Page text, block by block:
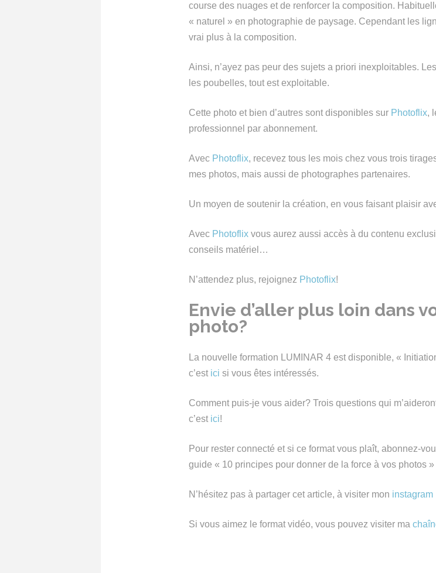
course des nuages et de renforcer la composition.
« naturel » en photographie de paysage. Cependant les
vrai plus à la composition.
Ainsi, n’ayez pas peur des sujets a priori inexploitables.
les poubelles, tout est exploitable.
Cette photo et bien d’autres sont disponibles sur Photoflix,
professionnel par abonnement.
Avec Photoflix, recevez tous les mois chez vous trois
mes photos, mais aussi de photographes partenaires.
Un moyen de soutenir la création, en vous faisant plaisir
Avec Photoflix vous aurez aussi accès à du contenu
conseils matériel…
N’attendez plus, rejoignez Photoflix!
Envie d’aller plus loin dans
photo?
La nouvelle formation LUMINAR 4 est disponible, «
c’est ici si vous êtes intéressés.
Comment puis-je vous aider? Trois questions qui
c’est ici!
Pour rester connecté et si ce format vous plaît, abonnez-
guide « 10 principes pour donner de la force à vos photos »
N’hésitez pas à partager cet article, à visiter mon instagram
Si vous aimez le format vidéo, vous pouvez visiter ma